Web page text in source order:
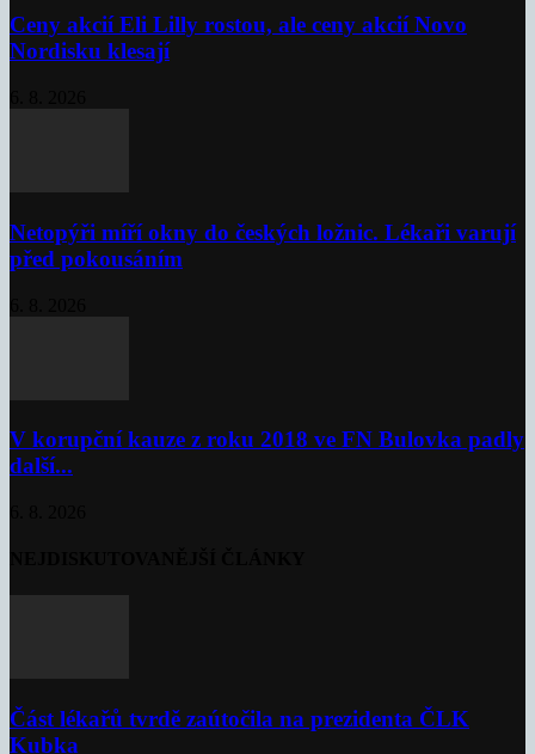
Ceny akcií Eli Lilly rostou, ale ceny akcií Novo
Nordisku klesají
Netopýři míří okny do českých ložnic. Lékaři varují
před pokousáním
V korupční kauze z roku 2018 ve FN Bulovka padly
další...
Část lékařů tvrdě zaútočila na prezidenta ČLK
Kubka